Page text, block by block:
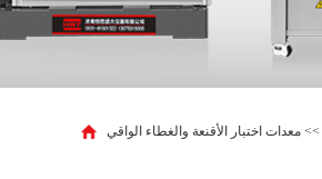
>> معدات اختبار الأقنعة والغطاء الواقي